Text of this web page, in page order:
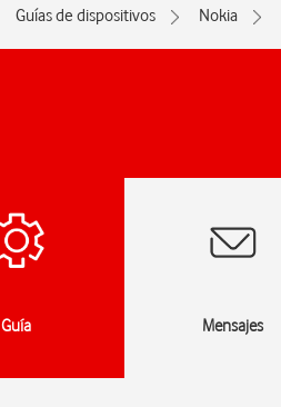
Guías de dispositivos Nokia
Guía Mensajes